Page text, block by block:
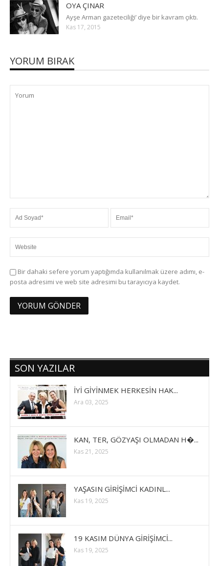
OYA ÇINAR
Ayşe Arman gazeteciliği’ diye bir kavram çıktı.
Kas 17, 2015
YORUM BIRAK
Bir dahaki sefere yorum yaptığımda kullanılmak üzere adımı, e-
posta adresimi ve web site adresimi bu tarayıcıya kaydet.
SON YAZILAR
İYİ GİYİNMEK HERKESİN HAK...
Ara 03, 2025
KAN, TER, GÖZYAŞI OLMADAN H�...
Kas 21, 2025
YAŞASIN GİRİŞİMCİ KADINL...
Kas 19, 2025
19 KASIM DÜNYA GİRİŞİMCİ...
Kas 19, 2025